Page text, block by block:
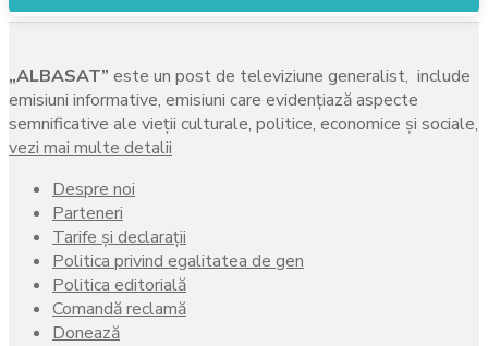
„ALBASAT” este un post de televiziune generalist, include
emisiuni informative, emisiuni care evidenţiază aspecte
semnificative ale vieţii culturale, politice, economice şi sociale,
vezi mai multe detalii
Despre noi
Parteneri
Tarife și declarații
Politica privind egalitatea de gen
Politica editorială
Comandă reclamă
Donează